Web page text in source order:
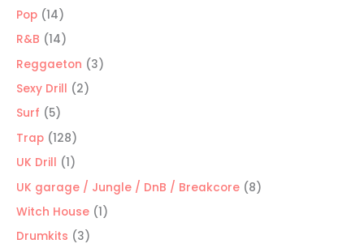
Pop 1414
productos
R&B 1414
productos
Reggaeton 33
Sexy Drill 22
Surf 55
productos
Trap 128128
productos
UK Drill 11
producto
UK garage / Jungle / DnB / Breakcore 88
Witch House 11
Drumkits 33